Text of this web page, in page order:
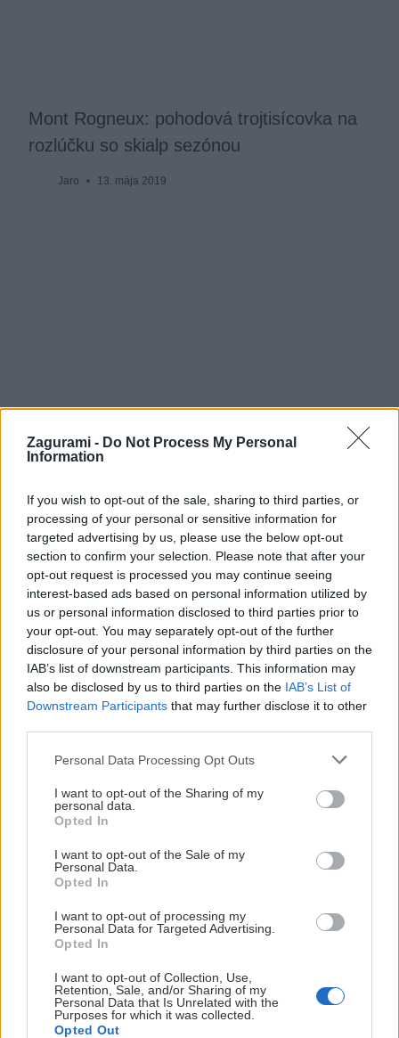
Zagurami - Do Not Process My Personal
Information
If you wish to opt-out of the sale, sharing to third parties, or
processing of your personal or sensitive information for
targeted advertising by us, please use the below opt-out
section to confirm your selection. Please note that after your
opt-out request is processed you may continue seeing
interest-based ads based on personal information utilized by
us or personal information disclosed to third parties prior to
your opt-out. You may separately opt-out of the further
disclosure of your personal information by third parties on the
IAB’s list of downstream participants. This information may
also be disclosed by us to third parties on the IAB’s List of
Downstream Participants that may further disclose it to other
Personal Data Processing Opt Outs
I want to opt-out of the Sharing of my
personal data.
Opted In
I want to opt-out of the Sale of my
Personal Data.
Opted In
I want to opt-out of processing my
Personal Data for Targeted Advertising.
Opted In
I want to opt-out of Collection, Use,
Retention, Sale, and/or Sharing of my
Personal Data that Is Unrelated with the
Purposes for which it was collected.
Opted Out
Mont Rogneux: pohodová trojtisícovka na
rozlúčku so skialp sezónou
Jaro 13. mája 2019
Skialpový trip do Švajčiarska a pokus o
„najľahšiu” štvortisícovku
Jaro 26. februára 2016
Finále skialpovej sezóny na ľadovcoch
medzi Zermattom a Arollou
Jaro 14. mája 2023